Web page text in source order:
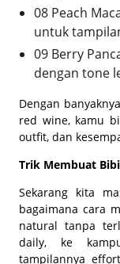
08 Peach
untuk
09 Berry
dengan tone
Dengan
red wine, kamu
outfit, dan
Trik Membuat
Sekarang kita
bagaimana cara
natural tanpa
daily, ke
tampilannya